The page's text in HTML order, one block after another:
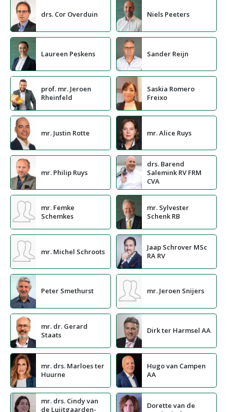
drs. Cor Overduin Niels Peeters
Laureen Peskens Sander Reijn
prof. mr. Jeroen
Rheinfeld
Saskia Romero
Freixo
mr. Justin Rotte mr. Alice Ruys
mr. Philip Ruys
drs. Barend
Salemink RV FRM
CVA
mr. Femke
Schemkes
mr. Sylvester
Schenk RB
mr. Michel Schroots
Jaap Schrover MSc
RA RV
Peter Smethurst mr. Jeroen Snijers
mr. dr. Gerard
Staats
Dirk ter Harmsel AA
mr. drs. Marloes ter
Huurne
Hugo van Campen
AA
mr. drs. Cindy van
de Luijtgaarden-
Dorette van de